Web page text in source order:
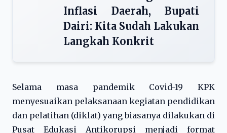
Inflasi Daerah, Bupati
Dairi: Kita Sudah Lakukan
Langkah Konkrit
Selama masa pandemik Covid-19 KPK
menyesuaikan pelaksanaan kegiatan pendidikan
dan pelatihan (diklat) yang biasanya dilakukan di
Pusat Edukasi Antikorupsi menjadi format